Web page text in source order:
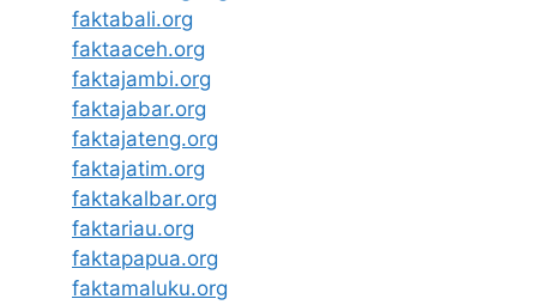
faktabali.org
faktaaceh.org
faktajambi.org
faktajabar.org
faktajateng.org
faktajatim.org
faktakalbar.org
faktariau.org
faktapapua.org
faktamaluku.org